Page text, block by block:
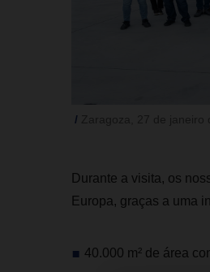
Durante a visita, os
Europa, graças a uma
40.000 m² de área